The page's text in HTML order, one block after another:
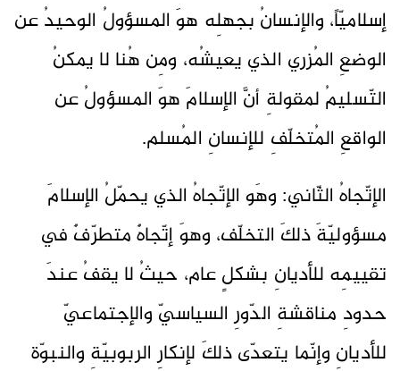
إسلاميّاً، والإنسانُ بجهلِه هوَ المسؤولُ الوحيدُ عن
الوضعِ المُزري الذي يعيشُه، ومِن هُنا لا يمكنُ
التّسليمُ لمقولةِ أنَّ الإسلامَ هوَ المسؤولُ عن
الواقعِ المُتخلّفِ للإنسانِ المُسلم.
الإتّجاهُ الثّاني: وهَو الإتّجاهُ الذي يحمّلُ الإسلامَ
مسؤوليّةَ ذلكَ التخلّف، وهوَ إتّجاهٌ متطرّفٌ في
تقييمِه للأديانِ بشكلٍ عام، حيثُ لا يقفُ عندَ
حدودِ مناقشةِ الدّورِ السياسيّ والإجتماعيّ
للأديانِ وإنّما يتعدّى ذلكَ لإنكارِ الربوبيّةِ والنبوّة